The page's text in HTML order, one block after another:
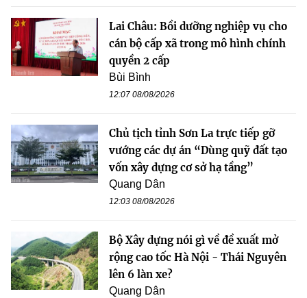
Lai Châu: Bồi dưỡng nghiệp vụ cho
cán bộ cấp xã trong mô hình chính
quyền 2 cấp
Bùi Bình
12:07 08/08/2026
Chủ tịch tỉnh Sơn La trực tiếp gỡ
vướng các dự án “Dùng quỹ đất tạo
vốn xây dựng cơ sở hạ tầng”
Quang Dân
12:03 08/08/2026
Bộ Xây dựng nói gì về đề xuất mở
rộng cao tốc Hà Nội - Thái Nguyên
lên 6 làn xe?
Quang Dân